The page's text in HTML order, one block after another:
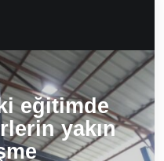
eğitimde
yakın